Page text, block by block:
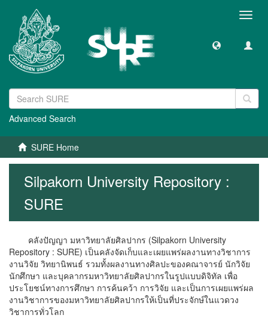
Advanced Search
SURE Home
Silpakorn University Repository :
SURE
คลังปัญญา มหาวิทยาลัยศิลปากร (Silpakorn University
Repository : SURE) เป็นคลังจัดเก็บและเผยแพร่ผลงานทางวิชาการ
งานวิจัย วิทยานิพนธ์ รวมทั้งผลงานทางศิลปะของคณาจารย์ นักวิจัย
นักศึกษา และบุคลากรมหาวิทยาลัยศิลปากรในรูปแบบดิจิทัล เพื่อ
ประโยชน์ทางการศึกษา การค้นคว้า การวิจัย และเป็นการเผยแพร่ผล
งานวิชาการของมหาวิทยาลัยศิลปากรให้เป็นที่ประจักษ์ในแวดวง
วิชาการทั่วโลก